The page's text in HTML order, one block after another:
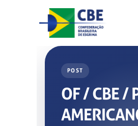
POST
OF / CBE /